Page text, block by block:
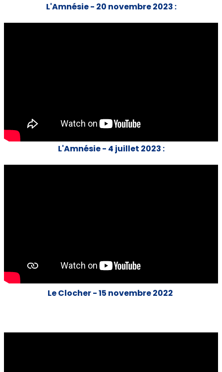
L'Amnésie - 20 novembre 2023 :
L'Amnésie - 4 juillet 2023 :
Le Clocher - 15 novembre 2022